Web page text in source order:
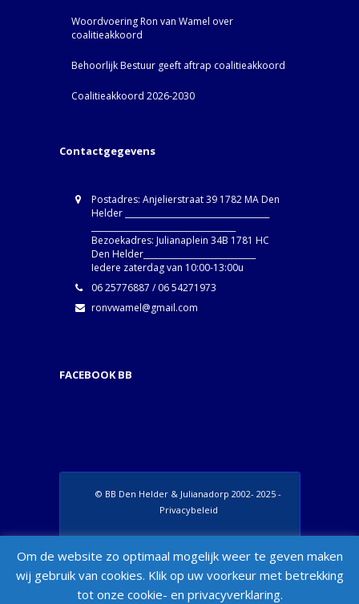
Woordvoering Ron van Wamel over
coalitieakkoord
Behoorlijk Bestuur geeft aftrap coalitieakkoord
Coalitieakkoord 2026-2030
Contactgegevens
Postadres: Anjelierstraat 39 1782 MA Den
Helder ____________________________________
Bezoekadres: Julianaplein 34B 1781 HC
Den Helder____________________________
Iedere zaterdag van 10:00-13:00u
06 25776887 / 06 54271973
ronvwamel@gmail.com
FACEBOOK BB
© BB Den Helder & Julianadorp 2002- 2025 -
Privacybeleid
Appearance > Menus > "Manage Locations"
Om de website zo optimaal mogelijk weer te geven maken
wij gebruik van cookies. Klik op uw voorkeur met betrekking
tot onze cookie- en privacyverklaring.